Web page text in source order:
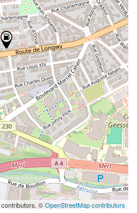
contributors, ©OpenStreetMap contributors